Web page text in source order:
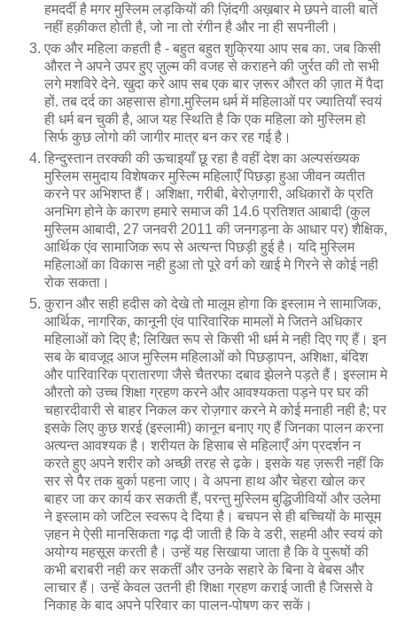
हमदर्दी है मगर मुस्लिम लड़कियों की ज़िंदगी अख़बार मे छपने वाली बातें
नहीं हक़ीकत होती है, जो ना तो रंगीन है और ना ही सपनीली।
एक और महिला कहती है - बहुत बहुत शुक्रिया आप सब का. जब किसी
औरत ने अपने उपर हुए ज़ुल्म की वजह से कराहने की जुर्रत की तो सभी
लगे मशविरे देने. खुदा करे आप सब एक बार ज़रूर औरत की ज़ात में पैदा
हों. तब दर्द का अहसास होगा.मु‍स्लिम धर्म में महिलाओं पर ज्‍यातियॉं स्‍वयं
ही धर्म बन चुकी है, आज यह स्थिति है कि एक महिला को मुस्लिम हो
सिर्फ कुछ लोगो की जा‍गीर मात्र बन कर रह गई है।
हिन्दुस्तान तरक्की की ऊचाइयाँ छू रहा है वहीं देश का अल्पसंख्यक
मुस्लिम समुदाय विशेषकर मुस्ल्मि महिलाएँ पिछड़ा हुआ जीवन व्यतीत
करने पर अभिशप्त हैं। अशिक्षा, गरीबी, बेरोज़गारी, अधिकारों के प्रति
अनभिग होने के कारण हमारे समाज की 14.6 प्रतिशत आबादी (कुल
मुस्लिम आबादी, 27 जनवरी 2011 की जनगड़ना के आधार पर) शैक्षिक,
आर्थिक एंव सामाजिक रूप से अत्यन्त पिछड़ी हुई है। यदि मुस्लिम
महिलाओं का विकास नही हुआ तो पूरे वर्ग को खाई मे गिरने से कोई नही
रोक सकता।
कुरान और सही हदीस को देखे तो मालूम होगा कि इस्लाम ने सामाजिक,
आर्थिक, नागरिक, कानूनी एंव पारिवारिक मामलों मे जितने अधिकार
महिलाओं को दिए है; लिखित रूप से किसी भी धर्म मे नही दिए गए हैं। इन
सब के बावजूद आज मुस्लिम महिलाओं को पिछड़ापन, अशिक्षा, बंदिश
और पारिवारिक प्रातारणा जैसे चैतरफा दबाव झेलने पड़ते हैं। इस्लाम मे
औरतो को उच्च शिक्षा ग्रहण करने और आवश्यकता पड़ने पर घर की
चहारदीवारी से बाहर निकल कर रोज़गार करने मे कोई मनाही नही है; पर
इसके लिए कुछ शरई (इस्लामी) कानून बनाए गए हैं जिनका पालन करना
अत्यन्त आवश्यक है। शरीयत के हिसाब से महिलाएँ अंग प्रदर्शन न
करते हुए अपने शरीर को अच्छी तरह से ढ़के। इसके यह ज़रूरी नहीं कि
सर से पैर तक बुर्का पहना जाए। वे अपना हाथ और चेहरा खोल कर
बाहर जा कर कार्य कर सकती हैं, परन्तु मुस्लिम बुद्धिजीवियों और उलेमा
ने इस्लाम को जटिल स्वरूप दे दिया है। बचपन से ही बच्चियों के मासूम
ज़हन मे ऐसी मानसिकता गढ़ दी जाती है कि वे डरी, सहमी और स्वयं को
अयोग्य महसूस करती है। उन्हें यह सिखाया जाता है कि वे पुरूषों की
कभी बराबरी नही कर सकतीं और उनके सहारे के बिना वे बेबस और
लाचार हैं। उन्हें केवल उतनी ही शिक्षा ग्रहण कराई जाती है जिससे वे
निकाह के बाद अपने परिवार का पालन-पोषण कर सकें।